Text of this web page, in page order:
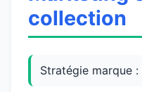
collection
Stratégie marque :